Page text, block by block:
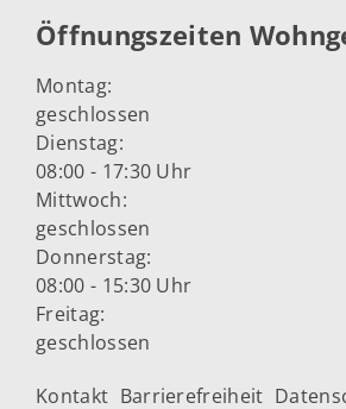
Öffnungszeiten
Montag:
geschlossen
Dienstag:
08:00 - 17:30 Uhr
Mittwoch:
geschlossen
Donnerstag:
08:00 - 15:30 Uhr
Freitag:
geschlossen
Kontakt Barrierefreiheit